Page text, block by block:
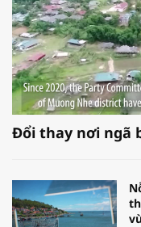
Đổi thay nơi ngã